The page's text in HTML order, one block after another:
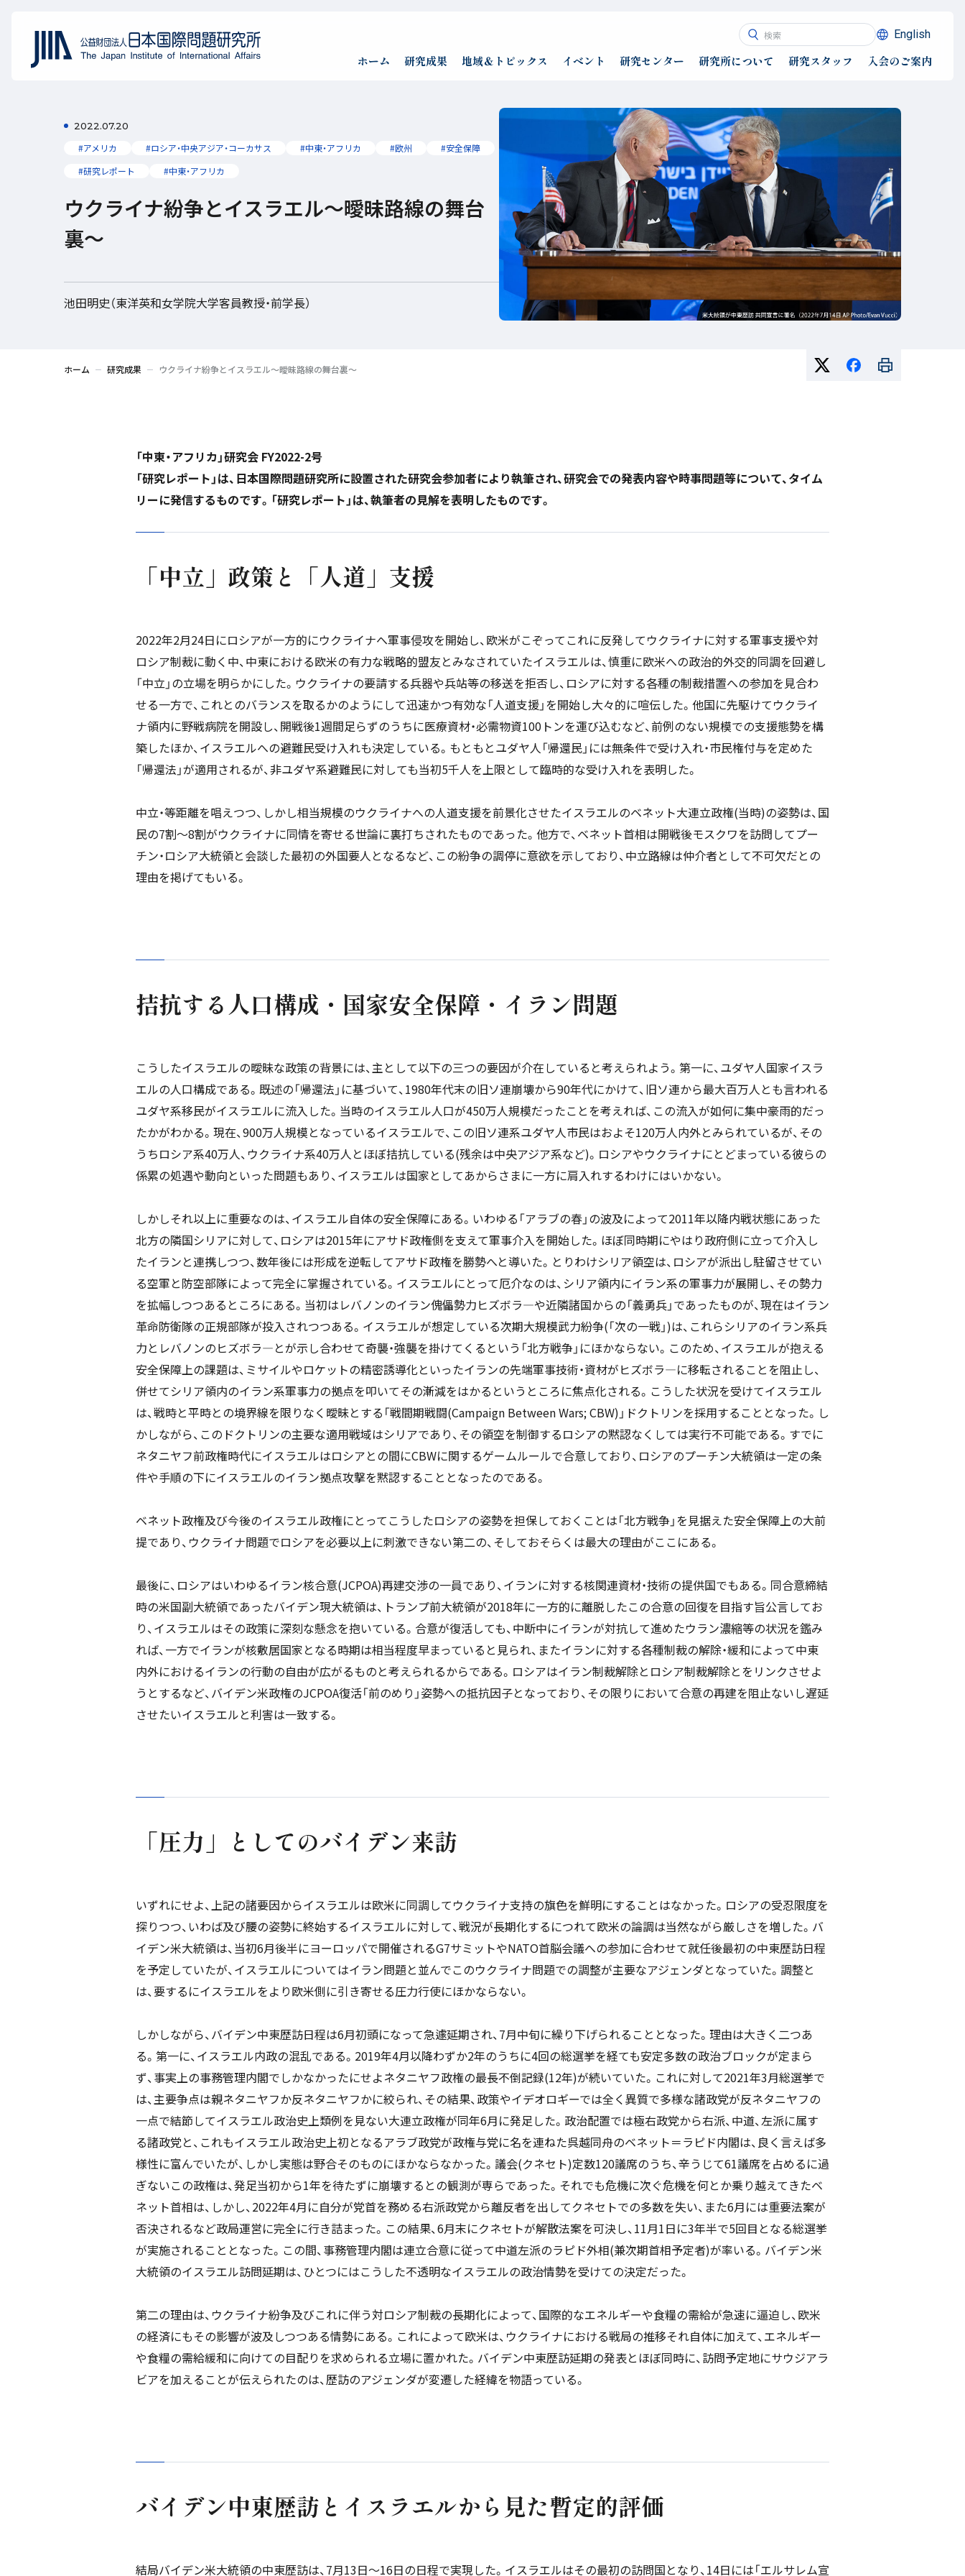
English
ホーム 研究成果 地域＆トピックス イベント 研究センター 研究所について 研究スタッフ 入会のご案内
2022.07.20
#アメリカ #ロシア・中央アジア・コーカサス #中東・アフリカ #欧州
#安全保障
#研究レポート
#中東・アフリカ
ウクライナ紛争とイスラエル～曖昧路線の舞台
裏～
池田明史（東洋英和女学院大学客員教授・前学長）
ホーム 研究成果 ウクライナ紛争とイスラエル～曖昧路線の舞台裏～
「中東・アフリカ」研究会 FY2022-2号
「研究レポート」は、日本国際問題研究所に設置された研究会参加者により執筆され、研究会での発表内容や時事問題等について、タイム
リーに発信するものです。「研究レポート」は、執筆者の見解を表明したものです。
「中立」政策と「人道」支援
2022年2月24日にロシアが一方的にウクライナへ軍事侵攻を開始し、欧米がこぞってこれに反発してウクライナに対する軍事支援や対
ロシア制裁に動く中、中東における欧米の有力な戦略的盟友とみなされていたイスラエルは、慎重に欧米への政治的外交的同調を回避し
「中立」の立場を明らかにした。ウクライナの要請する兵器や兵站等の移送を拒否し、ロシアに対する各種の制裁措置への参加を見合わ
せる一方で、これとのバランスを取るかのようにして迅速かつ有効な「人道支援」を開始し大々的に喧伝した。他国に先駆けてウクライ
ナ領内に野戦病院を開設し、開戦後1週間足らずのうちに医療資材・必需物資100トンを運び込むなど、前例のない規模での支援態勢を構
築したほか、イスラエルへの避難民受け入れも決定している。もともとユダヤ人「帰還民」には無条件で受け入れ・市民権付与を定めた
「帰還法」が適用されるが、非ユダヤ系避難民に対しても当初5千人を上限として臨時的な受け入れを表明した。
中立・等距離を唱えつつ、しかし相当規模のウクライナへの人道支援を前景化させたイスラエルのベネット大連立政権(当時)の姿勢は、国
民の7割～8割がウクライナに同情を寄せる世論に裏打ちされたものであった。他方で、ベネット首相は開戦後モスクワを訪問してプー
チン・ロシア大統領と会談した最初の外国要人となるなど、この紛争の調停に意欲を示しており、中立路線は仲介者として不可欠だとの
理由を掲げてもいる。
拮抗する人口構成・国家安全保障・イラン問題
こうしたイスラエルの曖昧な政策の背景には、主として以下の三つの要因が介在していると考えられよう。第一に、ユダヤ人国家イスラ
エルの人口構成である。既述の「帰還法」に基づいて、1980年代末の旧ソ連崩壊から90年代にかけて、旧ソ連から最大百万人とも言われる
ユダヤ系移民がイスラエルに流入した。当時のイスラエル人口が450万人規模だったことを考えれば、この流入が如何に集中豪雨的だっ
たかがわかる。現在、900万人規模となっているイスラエルで、この旧ソ連系ユダヤ人市民はおよそ120万人内外とみられているが、その
うちロシア系40万人、ウクライナ系40万人とほぼ拮抗している(残余は中央アジア系など)。ロシアやウクライナにとどまっている彼らの
係累の処遇や動向といった問題もあり、イスラエルは国家としてあからさまに一方に肩入れするわけにはいかない。
しかしそれ以上に重要なのは、イスラエル自体の安全保障にある。いわゆる「アラブの春」の波及によって2011年以降内戦状態にあった
北方の隣国シリアに対して、ロシアは2015年にアサド政権側を支えて軍事介入を開始した。ほぼ同時期にやはり政府側に立って介入し
たイランと連携しつつ、数年後には形成を逆転してアサド政権を勝勢へと導いた。とりわけシリア領空は、ロシアが派出し駐留させてい
る空軍と防空部隊によって完全に掌握されている。イスラエルにとって厄介なのは、シリア領内にイラン系の軍事力が展開し、その勢力
を拡幅しつつあるところにある。当初はレバノンのイラン傀儡勢力ヒズボラ―や近隣諸国からの「義勇兵」であったものが、現在はイラン
革命防衛隊の正規部隊が投入されつつある。イスラエルが想定している次期大規模武力紛争(「次の一戦」)は、これらシリアのイラン系兵
力とレバノンのヒズボラ―とが示し合わせて奇襲・強襲を掛けてくるという「北方戦争」にほかならない。このため、イスラエルが抱える
安全保障上の課題は、ミサイルやロケットの精密誘導化といったイランの先端軍事技術・資材がヒズボラ―に移転されることを阻止し、
併せてシリア領内のイラン系軍事力の拠点を叩いてその漸減をはかるというところに焦点化される。こうした状況を受けてイスラエル
は、戦時と平時との境界線を限りなく曖昧とする「戦間期戦闘(Campaign Between Wars; CBW)」ドクトリンを採用することとなった。し
かしながら、このドクトリンの主要な適用戦域はシリアであり、その領空を制御するロシアの黙認なくしては実行不可能である。すでに
ネタニヤフ前政権時代にイスラエルはロシアとの間にCBWに関するゲームルールで合意しており、ロシアのプーチン大統領は一定の条
件や手順の下にイスラエルのイラン拠点攻撃を黙認することとなったのである。
ベネット政権及び今後のイスラエル政権にとってこうしたロシアの姿勢を担保しておくことは「北方戦争」を見据えた安全保障上の大前
提であり、ウクライナ問題でロシアを必要以上に刺激できない第二の、そしておそらくは最大の理由がここにある。
最後に、ロシアはいわゆるイラン核合意(JCPOA)再建交渉の一員であり、イランに対する核関連資材・技術の提供国でもある。同合意締結
時の米国副大統領であったバイデン現大統領は、トランプ前大統領が2018年に一方的に離脱したこの合意の回復を目指す旨公言してお
り、イスラエルはその政策に深刻な懸念を抱いている。合意が復活しても、中断中にイランが対抗して進めたウラン濃縮等の状況を鑑み
れば、一方でイランが核敷居国家となる時期は相当程度早まっていると見られ、またイランに対する各種制裁の解除・緩和によって中東
内外におけるイランの行動の自由が広がるものと考えられるからである。ロシアはイラン制裁解除とロシア制裁解除とをリンクさせよ
うとするなど、バイデン米政権のJCPOA復活「前のめり」姿勢への抵抗因子となっており、その限りにおいて合意の再建を阻止ないし遅延
させたいイスラエルと利害は一致する。
「圧力」としてのバイデン来訪
いずれにせよ、上記の諸要因からイスラエルは欧米に同調してウクライナ支持の旗色を鮮明にすることはなかった。ロシアの受忍限度を
探りつつ、いわば及び腰の姿勢に終始するイスラエルに対して、戦況が長期化するにつれて欧米の論調は当然ながら厳しさを増した。バ
イデン米大統領は、当初6月後半にヨーロッパで開催されるG7サミットやNATO首脳会議への参加に合わせて就任後最初の中東歴訪日程
を予定していたが、イスラエルについてはイラン問題と並んでこのウクライナ問題での調整が主要なアジェンダとなっていた。調整と
は、要するにイスラエルをより欧米側に引き寄せる圧力行使にほかならない。
しかしながら、バイデン中東歴訪日程は6月初頭になって急遽延期され、7月中旬に繰り下げられることとなった。理由は大きく二つあ
る。第一に、イスラエル内政の混乱である。2019年4月以降わずか2年のうちに4回の総選挙を経ても安定多数の政治ブロックが定まら
ず、事実上の事務管理内閣でしかなかったにせよネタニヤフ政権の最長不倒記録(12年)が続いていた。これに対して2021年3月総選挙で
は、主要争点は親ネタニヤフか反ネタニヤフかに絞られ、その結果、政策やイデオロギーでは全く異質で多様な諸政党が反ネタニヤフの
一点で結節してイスラエル政治史上類例を見ない大連立政権が同年6月に発足した。政治配置では極右政党から右派、中道、左派に属す
る諸政党と、これもイスラエル政治史上初となるアラブ政党が政権与党に名を連ねた呉越同舟のベネット＝ラピド内閣は、良く言えば多
様性に富んでいたが、しかし実態は野合そのものにほかならなかった。議会(クネセト)定数120議席のうち、辛うじて61議席を占めるに過
ぎないこの政権は、発足当初から1年を待たずに崩壊するとの観測が専らであった。それでも危機に次ぐ危機を何とか乗り越えてきたベ
ネット首相は、しかし、2022年4月に自分が党首を務める右派政党から離反者を出してクネセトでの多数を失い、また6月には重要法案が
否決されるなど政局運営に完全に行き詰まった。この結果、6月末にクネセトが解散法案を可決し、11月1日に3年半で5回目となる総選挙
が実施されることとなった。この間、事務管理内閣は連立合意に従って中道左派のラピド外相(兼次期首相予定者)が率いる。バイデン米
大統領のイスラエル訪問延期は、ひとつにはこうした不透明なイスラエルの政治情勢を受けての決定だった。
第二の理由は、ウクライナ紛争及びこれに伴う対ロシア制裁の長期化によって、国際的なエネルギーや食糧の需給が急速に逼迫し、欧米
の経済にもその影響が波及しつつある情勢にある。これによって欧米は、ウクライナにおける戦局の推移それ自体に加えて、エネルギー
や食糧の需給緩和に向けての目配りを求められる立場に置かれた。バイデン中東歴訪延期の発表とほぼ同時に、訪問予定地にサウジアラ
ビアを加えることが伝えられたのは、歴訪のアジェンダが変遷した経緯を物語っている。
バイデン中東歴訪とイスラエルから見た暫定的評価
結局バイデン米大統領の中東歴訪は、7月13日～16日の日程で実現した。イスラエルはその最初の訪問国となり、14日には「エルサレム宣